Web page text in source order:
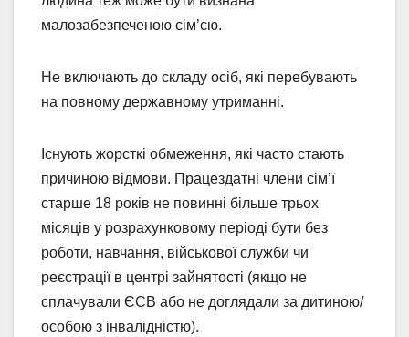
малозабезпеченою сім’єю.
Не включають до складу осіб, які перебувають
на повному державному утриманні.
Існують жорсткі обмеження, які часто стають
причиною відмови. Працездатні члени сім’ї
старше 18 років не повинні більше трьох
місяців у розрахунковому періоді бути без
роботи, навчання, військової служби чи
реєстрації в центрі зайнятості (якщо не
сплачували ЄСВ або не доглядали за дитиною/
особою з інвалідністю).